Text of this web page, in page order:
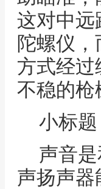
这对中远
陀螺仪
方式经
不稳的枪
小标
声音
声扬声